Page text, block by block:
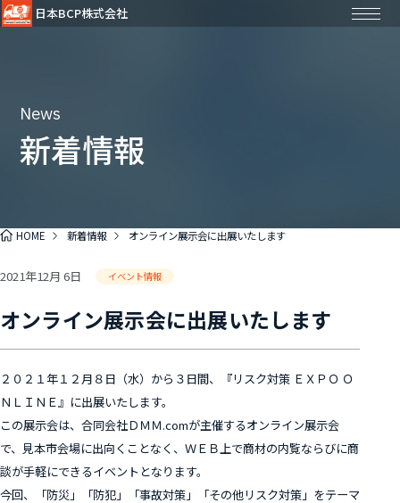
日本BCP株式会社
News
新着情報
HOME 新着情報 オンライン展示会に出展いたします
2021年12月 6日 イベント情報
オンライン展示会に出展いたします
２０２１年１２月８日（水）から３日間、『リスク対策 ＥＸＰＯ Ｏ
ＮＬＩＮＥ』に出展いたします。
この展示会は、合同会社ＤＭＭ.comが主催するオンライン展示会
で、見本市会場に出向くことなく、ＷＥＢ上で商材の内覧ならびに商
談が手軽にできるイベントとなります。
今回、「防災」「防犯」「事故対策」「その他リスク対策」をテーマ